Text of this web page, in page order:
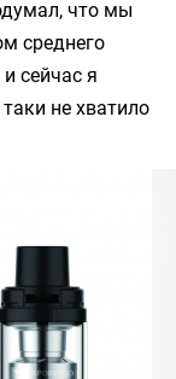
что мы
среднего
сейчас я
не хватило